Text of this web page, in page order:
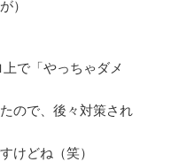
）
で「やっちゃダメ
ので、後々対策され
けどね（笑）